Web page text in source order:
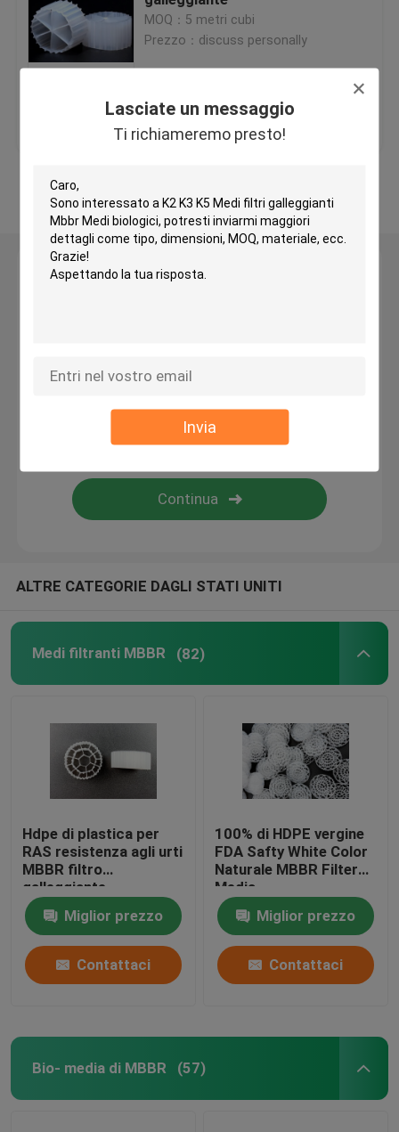
Lasciate un messaggio
Ti richiameremo presto!
Invia
Medi filtranti in plastica
Medi filtranti galleggianti
Medi filtranti K1
Reattore a biofilm mobile
Medi filtranti a sfere BIO
bio- corpo filtrante
Portatore MBBR
Media di filtraggio bio-blocco
Palancola del PVC
MOQ：5 metri cubi
Prezzo：discuss personally
Miglior prezzo Contattaci
Osservi più
Lasciate un messaggio
ALTRE CATEGORIE DAGLI STATI UNITI
Medi filtranti MBBR (82)
Hdpe di plastica per
RAS resistenza agli urti
MBBR filtro
galleggiante
Miglior prezzo
Contattaci
100% di HDPE vergine
FDA Safty White Color
Naturale MBBR Filter
Media
Miglior prezzo
Contattaci
Bio- media di MBBR (57)